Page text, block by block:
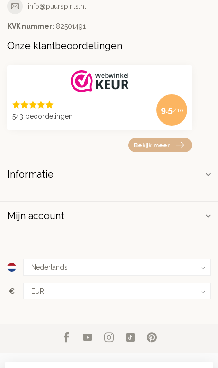
info@puurspirits.nl
KVK nummer: 82501491
Onze klantbeoordelingen
543 beoordelingen
9.5/10
Bekijk meer
Informatie
Mijn account
€